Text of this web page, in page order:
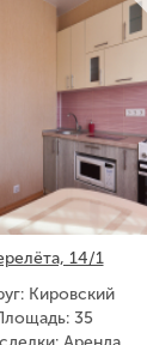
14/1
Кировский
35